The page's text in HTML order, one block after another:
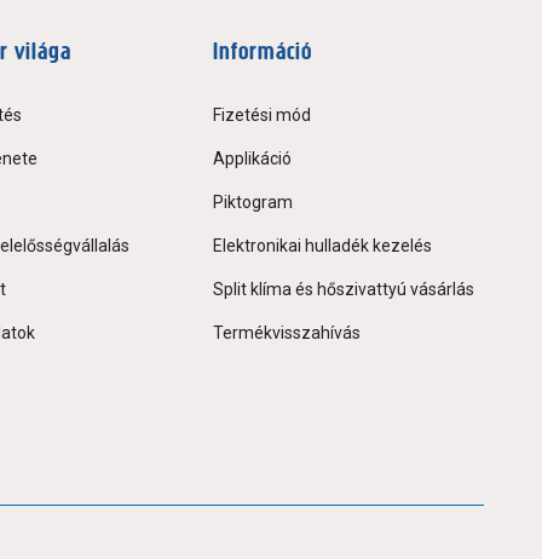
világa Információ
Fizetési mód
Applikáció
Piktogram
Elektronikai hulladék kezelés
Split klíma és hőszivattyú vásárlás
Termékvisszahívás